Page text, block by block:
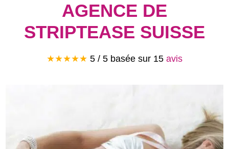
AGENCE DE
STRIPTEASE SUISSE
★★★★★ 5 / 5 basée sur 15 avis